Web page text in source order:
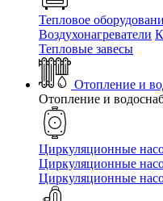
Тепловое
Воздухонагреватели
Тепловые завесы
Отопление и
Отопление и
Циркуляционные
Циркуляционные
Циркуляционные